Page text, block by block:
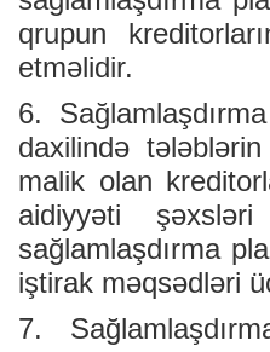
qrupun
etməlidir.
6.
daxilində
malik olan
aidiyyəti
sağlamlaşdırma
iştirak məqsədləri
7.